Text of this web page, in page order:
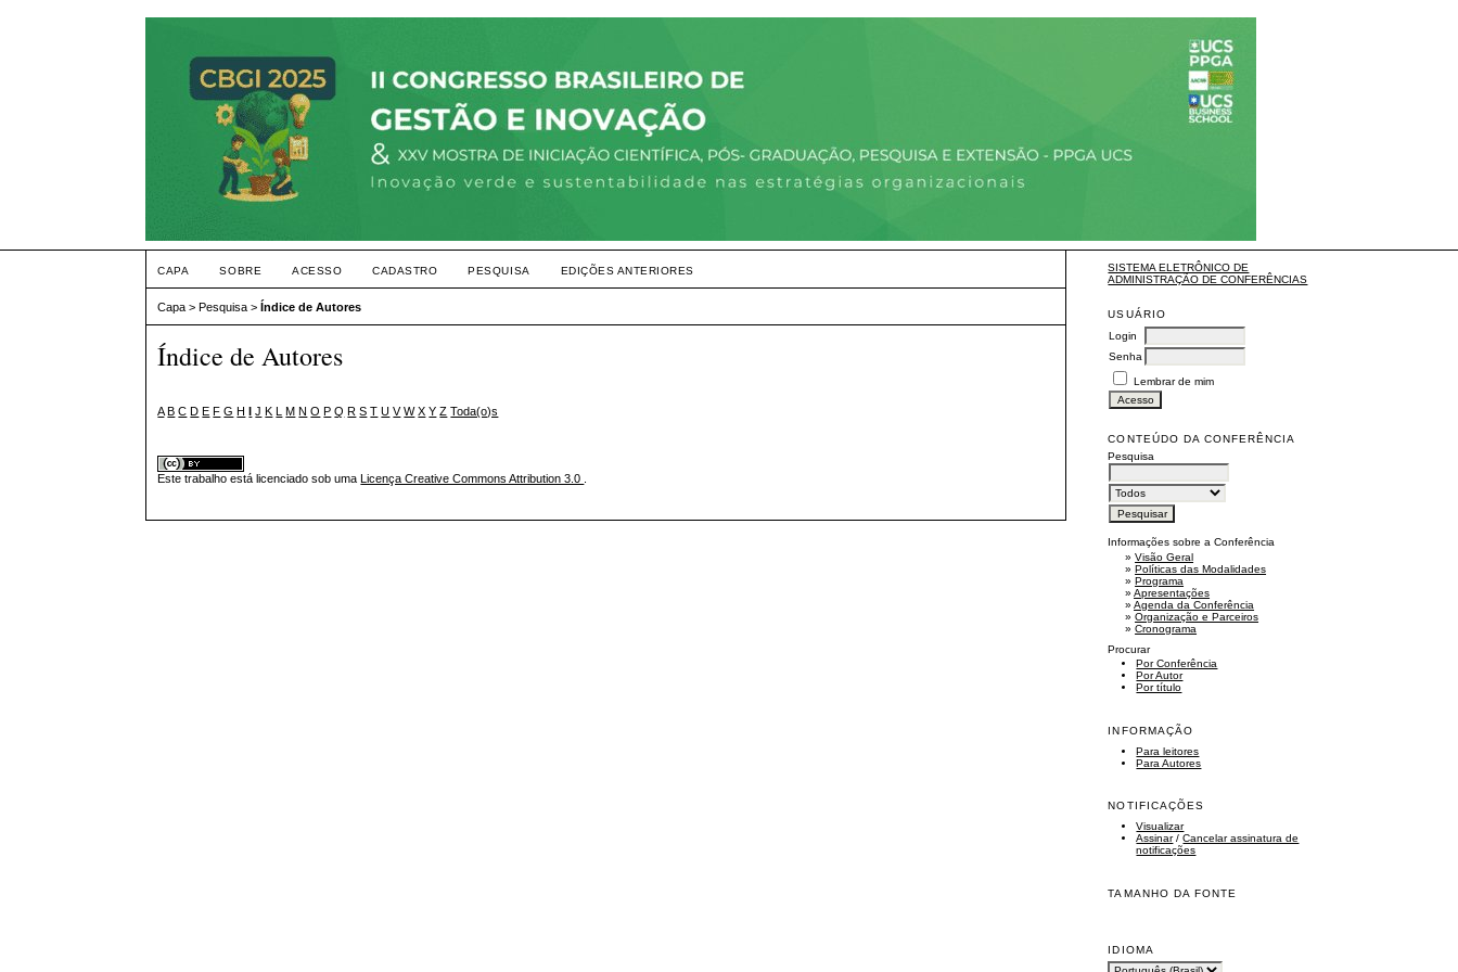
SISTEMA ELETRÔNICO DE
ADMINISTRAÇÃO DE CONFERÊNCIAS
USUÁRIO
Login
Senha
Lembrar de mim
CONTEÚDO DA CONFERÊNCIA
Pesquisa
Informações sobre a Conferência
»Visão Geral
»Políticas das Modalidades
»Programa
»Apresentações
»Agenda da Conferência
»Organização e Parceiros
»Cronograma
Procurar
Por Conferência
Por Autor
Por título
INFORMAÇÃO
Para leitores
Para Autores
NOTIFICAÇÕES
Visualizar
Assinar/Cancelar assinatura de
notificações
TAMANHO DA FONTE
IDIOMA
CAPA SOBRE ACESSO CADASTRO PESQUISA EDIÇÕES ANTERIORES
Capa >Pesquisa >Índice de Autores
Índice de Autores
A B C D E F G H I J K L M N O P Q R S T U V W X Y Z Toda(o)s
Este trabalho está licenciado sob umaLicença Creative Commons Attribution 3.0